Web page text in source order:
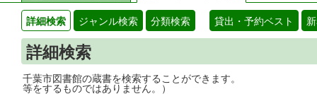
詳細検索 ジャンル検索 分類検索 貸出・予約ベスト
詳細検索
千葉市図書館の蔵書を検索することがで
等をするものではありません。）